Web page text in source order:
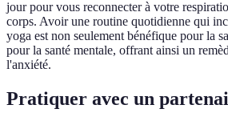
jour pour vous reconnecter à votre
corps. Avoir une routine quotidienne qui
yoga est non seulement bénéfique pour la
pour la santé mentale, offrant ainsi un
l'anxiété.
Pratiquer avec un